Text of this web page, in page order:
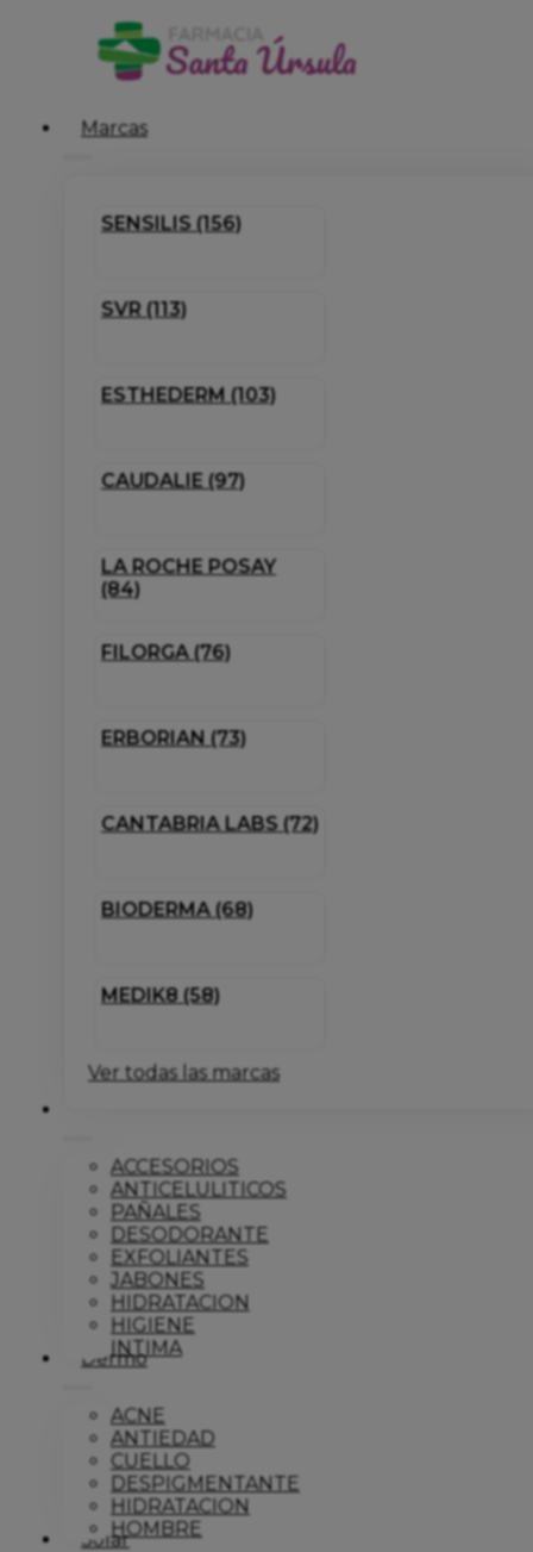
Marcas
SENSILIS (156)
SVR (113)
ESTHEDERM (103)
CAUDALIE (97)
LA ROCHE POSAY
(84)
FILORGA (76)
ERBORIAN (73)
CANTABRIA LABS (72)
BIODERMA (68)
MEDIK8 (58)
Ver todas las marcas
ACCESORIOS
ANTICELULITICOS
PAÑALES
DESODORANTE
EXFOLIANTES
JABONES
HIDRATACION
HIGIENE
INTIMA
Dermo
ACNE
ANTIEDAD
CUELLO
DESPIGMENTANTE
HIDRATACION
HOMBRE
Solar